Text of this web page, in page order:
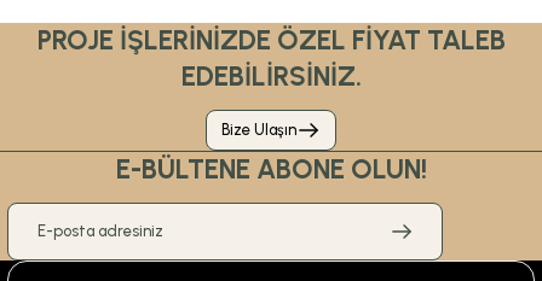
PROJE İŞLERİNİZDE ÖZEL FİYAT TALEB
EDEBİLİRSİNİZ.
Bize Ulaşın
E-BÜLTENE ABONE OLUN!